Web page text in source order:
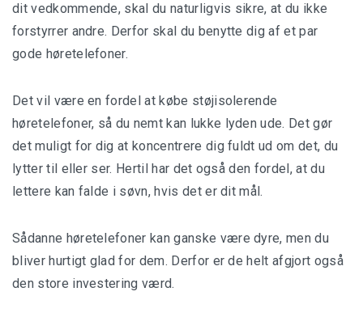
dit vedkommende, skal du naturligvis sikre, at du ikke
forstyrrer andre. Derfor skal du benytte dig af et par
gode høretelefoner.
Det vil være en fordel at købe støjisolerende
høretelefoner, så du nemt kan lukke lyden ude. Det gør
det muligt for dig at koncentrere dig fuldt ud om det, du
lytter til eller ser. Hertil har det også den fordel, at du
lettere kan falde i søvn, hvis det er dit mål.
Sådanne høretelefoner kan ganske være dyre, men du
bliver hurtigt glad for dem. Derfor er de helt afgjort også
den store investering værd.